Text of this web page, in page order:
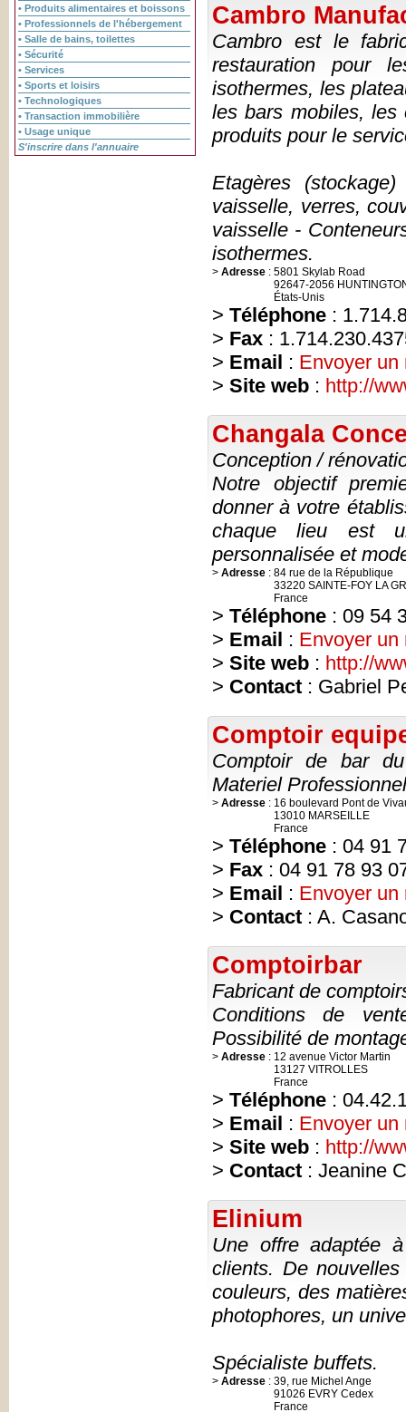
• Produits alimentaires et boissons
• Professionnels de l'hébergement
• Salle de bains, toilettes
• Sécurité
• Services
• Sports et loisirs
• Technologiques
• Transaction immobilière
• Usage unique
S'inscrire dans l'annuaire
Cambro
Cambro est le
restauration pour
isothermes, les
les bars mobiles, les
produits pour le
Etagères
vaisselle, verres,
vaisselle -
isothermes.
> Adresse : 5801 Skylab Road
92647-2056
États-Unis
> Téléphone :
> Fax :
> Email : Envoyer
> Site web : http://
Changala
Conception /
Notre objectif
donner à votre
chaque lieu est
personnalisée et
> Adresse : 84 rue de la République
33220 SAINTE-FOY LA
France
> Téléphone : 09 54
> Email : Envoyer
> Site web : http://
> Contact : Gabriel
Comptoir
Comptoir de bar
Materiel
> Adresse : 16 boulevard Pont de
13010 MARSEILLE
France
> Téléphone : 04 91
> Fax : 04 91 78 93
> Email : Envoyer
> Contact : A.
Comptoirbar
Fabricant de
Conditions de
Possibilité de
> Adresse : 12 avenue Victor Martin
13127 VITROLLES
France
> Téléphone :
> Email : Envoyer
> Site web : http://
> Contact : Jeanine
Elinium
Une offre adaptée
clients. De
couleurs, des
photophores, un
Spécialiste buffets.
> Adresse : 39, rue Michel Ange
91026 EVRY Cedex
France